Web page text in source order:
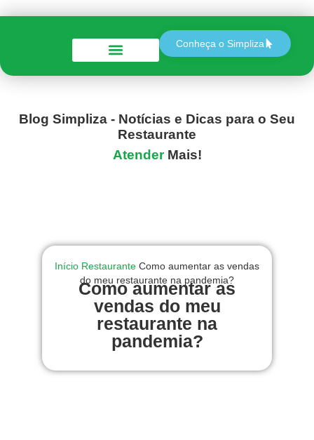
Conheça o Simpliza
Blog Simpliza - Notícias e Dicas para o Seu
Restaurante
Atender Mais!
Início Restaurante Como aumentar as vendas
do meu restaurante na pandemia?
Como aumentar as
vendas do meu
restaurante na
pandemia?